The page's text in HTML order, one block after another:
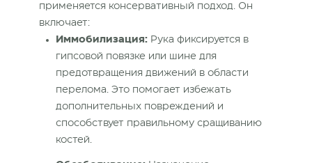
применяется консервативный подход. Он
включает:
Иммобилизация: Рука фиксируется в
гипсовой повязке или шине для
предотвращения движений в области
перелома. Это помогает избежать
дополнительных повреждений и
способствует правильному сращиванию
костей.